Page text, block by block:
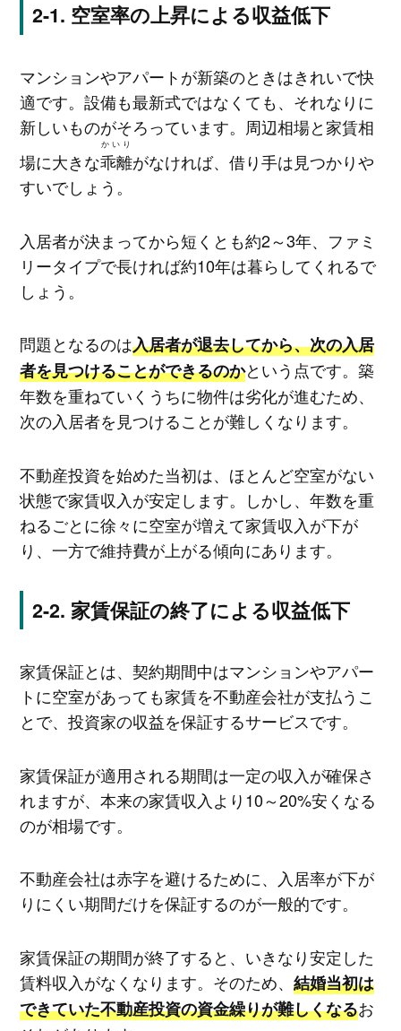
空室率の上昇による収益低下
マンションやアパートが新築のときはきれいで快
適です。設備も最新式ではなくても、それなりに
新しいものがそろっています。周辺相場と家賃相
場に大きな乖離
かいり
がなければ、借り手は見つかりや
すいでしょう。
入居者が決まってから短くとも約2～3年、ファミ
リータイプで長ければ約10年は暮らしてくれるで
しょう。
問題となるのは入居者が退去してから、次の入居
者を見つけることができるのかという点です。築
年数を重ねていくうちに物件は劣化が進むため、
次の入居者を見つけることが難しくなります。
不動産投資を始めた当初は、ほとんど空室がない
状態で家賃収入が安定します。しかし、年数を重
ねるごとに徐々に空室が増えて家賃収入が下が
り、一方で維持費が上がる傾向にあります。
家賃保証の終了による収益低下
家賃保証とは、契約期間中はマンションやアパー
トに空室があっても家賃を不動産会社が支払うこ
とで、投資家の収益を保証するサービスです。
家賃保証が適用される期間は一定の収入が確保さ
れますが、本来の家賃収入より10～20%安くなる
のが相場です。
不動産会社は赤字を避けるために、入居率が下が
りにくい期間だけを保証するのが一般的です。
家賃保証の期間が終了すると、いきなり安定した
賃料収入がなくなります。そのため、 結婚当初は
できていた不動産投資の資金繰りが難しくなるお